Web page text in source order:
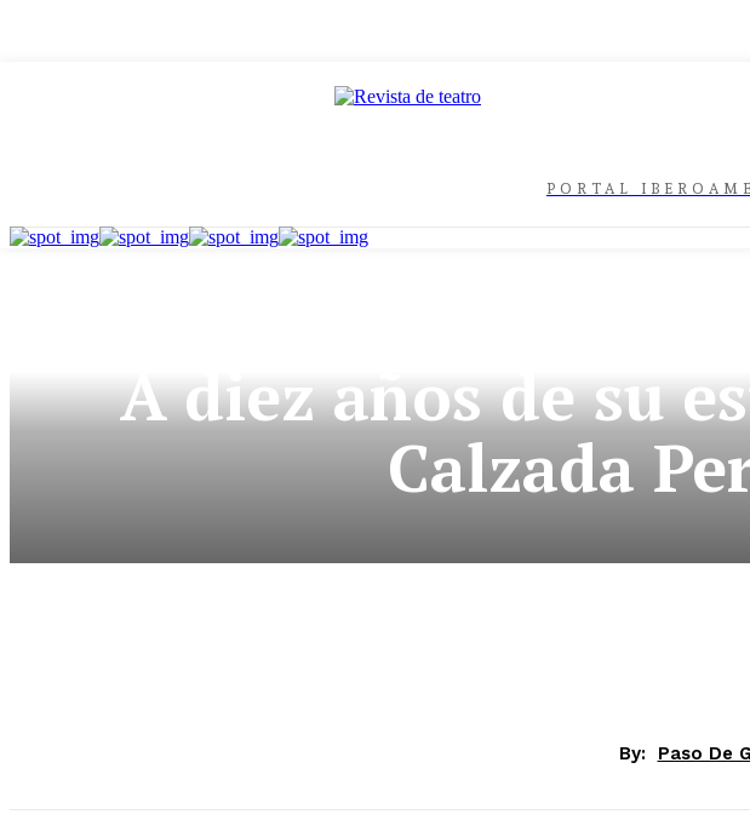
PORTAL
A diez años de su
Calzada
By: Paso De